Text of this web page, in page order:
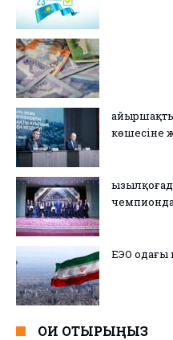
көшесіне
ЕЭО одағы
ОҚИ ОТЫРЫҢЫЗ